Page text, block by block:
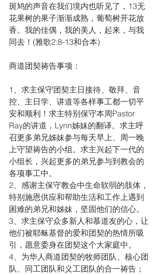
斑鸠的声音在我们境内也听见了， 13无
花果树的果子渐渐成熟，葡萄树开花放
香。我的佳偶，我的美人，起来，与我
同去！(雅歌2:8-13和合本)
商道团契祷告事项：
1、求主保守团契主日接待、敬拜、音
控、主日学、讲道等各样事工都一切平
安和顺利！求主特别保守本周Pastor
Ray的讲道，Lynn姊妹的翻译。求主呼
召更多弟兄姊妹参与每天早上、周一晚
上守望祷告的小组。求主兴起下一代的
小组长，兴起更多的弟兄参与到教会的
各项事工中。
2、感谢主保守教会中生命软弱的肢体，
特别施恩供应和帮助生活和工作上遇到
困难的弟兄和姊妹，坚固他们的信心。
3、求主保守众多新人和慕道友的心，让
他们被耶稣基督的爱和团契的热情所吸
引，愿意委身在团契这个大家庭中。
4、为华人商道团契的牧师团队、核心团
队、同工团队和义工团队的合一祷告；